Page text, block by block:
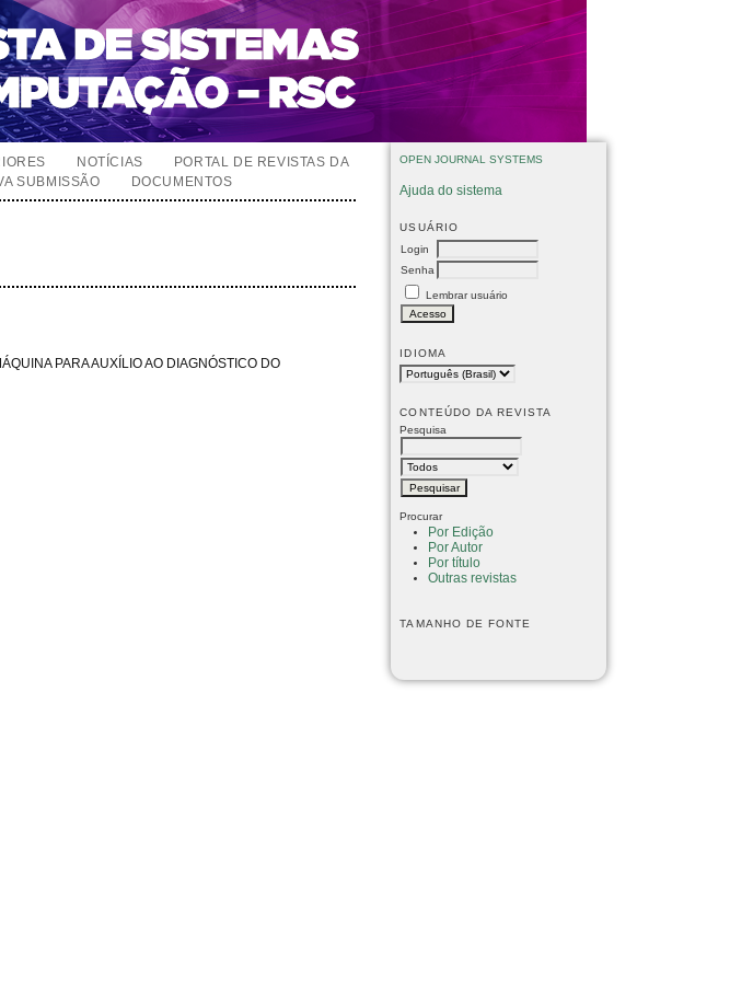
OPEN JOURNAL SYSTEMS
Ajuda do sistema
USUÁRIO
Login
Senha
Lembrar usuário
IDIOMA
CONTEÚDO DA REVISTA
Pesquisa
Procurar
Por Edição
Por Autor
Por título
Outras revistas
TAMANHO DE FONTE
NOTÍCIAS
PORTAL DE REVISTAS DA
SUBMISSÃO DOCUMENTOS
PARA AUXÍLIO AO DIAGNÓSTICO DO